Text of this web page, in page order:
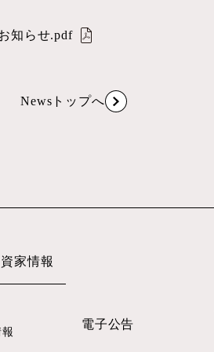
知らせ.pdf
Newsトップへ
家情報
電子公告